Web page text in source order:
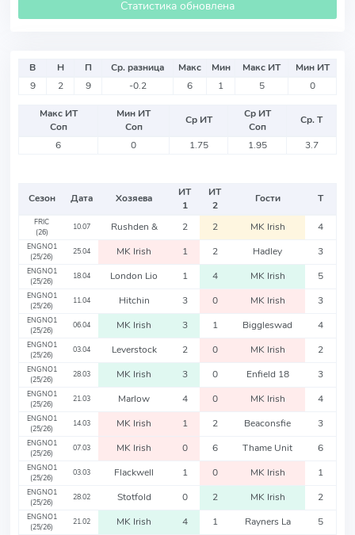
Статистика обновлена
В Н П Ср. разница Макс Мин Макс ИТ
Мин ИТ
9
2 9 -0.2 6 1 5 0
Макс ИТ
Соп
Мин ИТ
Соп
Ср ИТ
Ср ИТ
Соп
Ср. Т
6
0 1.75 1.95 3.7
Сезон Дата Хозяева
ИТ
1
ИТ
2
Гости Т
FRIC
(26)
10.07 Rushden & 2 2 MK Irish 4
ENGNO1
(25/26)
25.04 MK Irish 1 2 Hadley 3
ENGNO1
(25/26)
18.04 London Lio 1 4 MK Irish 5
ENGNO1
(25/26)
11.04 Hitchin 3 0 MK Irish 3
ENGNO1
(25/26)
06.04 MK Irish 3 1 Biggleswad 4
ENGNO1
(25/26)
03.04 Leverstock 2 0 MK Irish 2
ENGNO1
(25/26)
28.03 MK Irish 3 0 Enfield 18 3
ENGNO1
(25/26)
21.03 Marlow 4 0 MK Irish 4
ENGNO1
(25/26)
14.03 MK Irish 1 2 Beaconsfie 3
ENGNO1
(25/26)
07.03 MK Irish 0 6 Thame Unit 6
ENGNO1
(25/26)
03.03 Flackwell 1 0 MK Irish 1
ENGNO1
(25/26)
28.02 Stotfold 0 2 MK Irish 2
ENGNO1
(25/26)
21.02 MK Irish 4 1 Rayners La 5